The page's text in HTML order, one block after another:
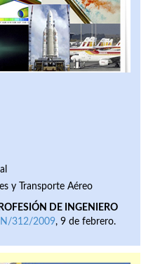
y Transporte Aéreo
DE INGENIERO
312/2009, 9 de febrero.